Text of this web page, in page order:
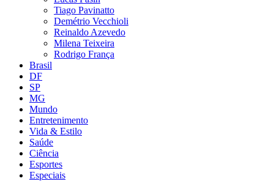
Tiago Pavinatto
Demétrio Vecchioli
Reinaldo Azevedo
Milena Teixeira
Rodrigo França
Brasil
DF
SP
MG
Mundo
Entretenimento
Vida & Estilo
Saúde
Ciência
Esportes
Especiais